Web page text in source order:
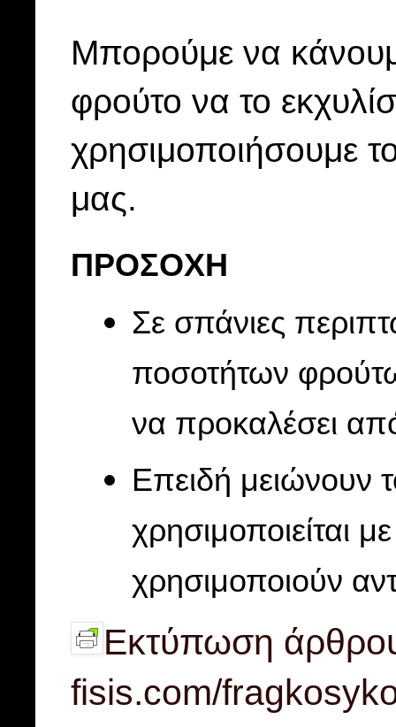
Μπορούμε να
φρούτο να το
χρησιμοποιήσουμε
μας.
ΠΡΟΣΟΧΗ
Σε σπάνιες
ποσοτήτων
να προκαλέσει
Επειδή μειώνουν
χρησιμοποιείται
χρησιμοποιούν
Εκτύπωση
fisis.com/